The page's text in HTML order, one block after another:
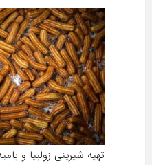
تهیه شیرینی زولبیا و